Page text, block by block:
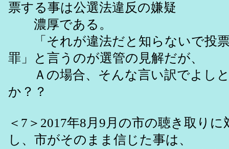
票する事は公選法違反の嫌疑
濃厚である。
「それが違法だと知らないで投票
罪」と言うのが選管の見解だが、
Ａの場合、そんな言い訳でよし
か？？
＜7＞2017年8月9月の市の聴き取り
し、市がそのまま信じた事は、